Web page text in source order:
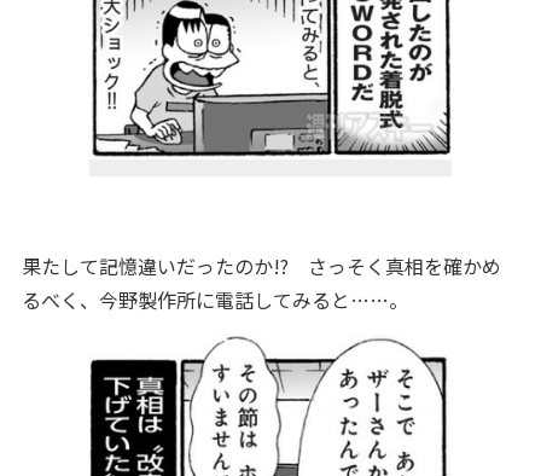
果たして記憶違いだったのか!? さっそく真相を確かめ
るべく、今野製作所に電話してみると……。